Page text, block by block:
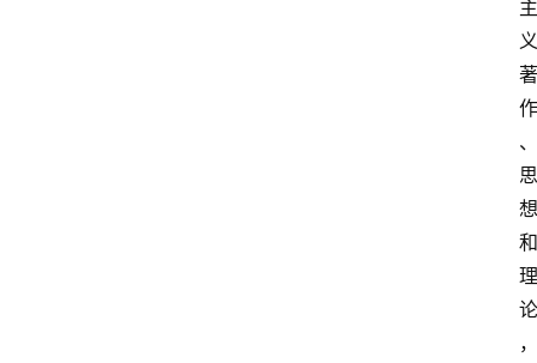
主
义
著
作
、
思
想
和
理
论
，